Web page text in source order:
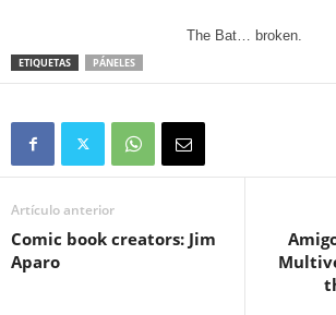
The Bat… broken.
ETIQUETAS PÁNELES
Artículo anterior
Comic book creators: Jim
Aparo